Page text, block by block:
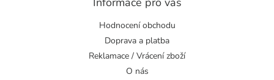
Hodnocení obchodu
Doprava a platba
Reklamace / Vrácení zboží
O nás